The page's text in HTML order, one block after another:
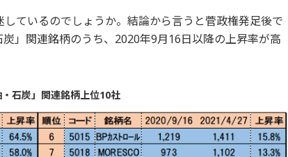
ているのでしょうか。結論から言うと菅政権発足後で
」関連銘柄のうち、2020年9月16日以降の上昇率が高
石炭」関連銘柄上位10社